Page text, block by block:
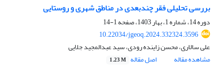
بررسی تحلیلی فقر چندبعدی در مناطق شهری و روستایی
دوره 14، شماره 1، بهار 1403، صفحه
1-14
10.22034/jgeoq.2024.332324.3596
علی سالاری، محسن زاینده رودی، سید عبدالمجید جلایی
مشاهده مقاله
اصل مقاله 1.23 M